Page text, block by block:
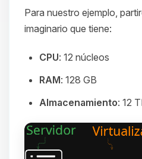
Para nuestro ejemplo,
imaginario que tiene:
CPU: 12 núcleos
RAM: 128 GB
Almacenamiento: 12